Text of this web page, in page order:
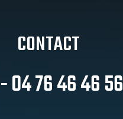
CONTACT
04 76 46 46 56